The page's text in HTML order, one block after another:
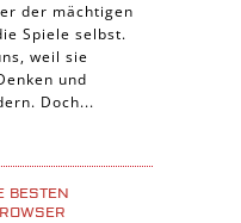
der mächtigen
Spiele selbst.
weil sie
und
Doch...
BESTEN